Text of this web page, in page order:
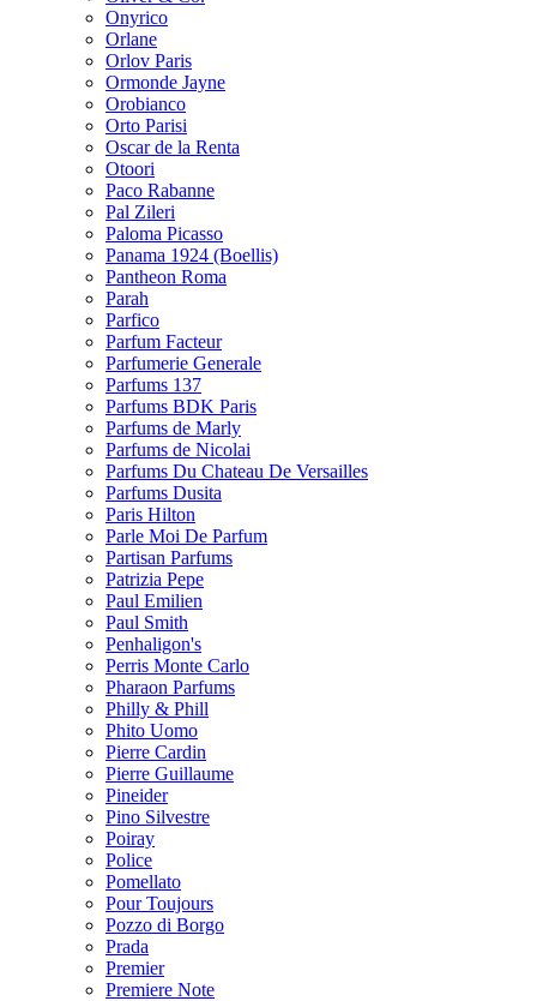
Onyrico
Orlane
Orlov Paris
Ormonde Jayne
Orobianco
Orto Parisi
Oscar de la Renta
Otoori
Paco Rabanne
Pal Zileri
Paloma Picasso
Panama 1924 (Boellis)
Pantheon Roma
Parah
Parfico
Parfum Facteur
Parfumerie Generale
Parfums 137
Parfums BDK Paris
Parfums de Marly
Parfums de Nicolai
Parfums Du Chateau De Versailles
Parfums Dusita
Paris Hilton
Parle Moi De Parfum
Partisan Parfums
Patrizia Pepe
Paul Emilien
Paul Smith
Penhaligon's
Perris Monte Carlo
Pharaon Parfums
Philly & Phill
Phito Uomo
Pierre Cardin
Pierre Guillaume
Pineider
Pino Silvestre
Poiray
Police
Pomellato
Pour Toujours
Pozzo di Borgo
Prada
Premier
Premiere Note